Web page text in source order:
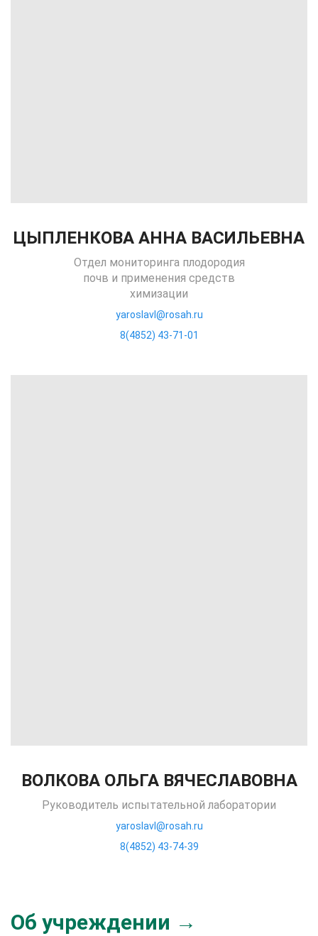
ЦЫПЛЕНКОВА АННА ВАСИЛЬЕВНА
Отдел мониторинга плодородия
почв и применения средств
химизации
yaroslavl@rosah.ru
8(4852) 43-71-01
ВОЛКОВА ОЛЬГА ВЯЧЕСЛАВОВНА
Руководитель испытательной лаборатории
yaroslavl@rosah.ru
8(4852) 43-74-39
Об учреждении →